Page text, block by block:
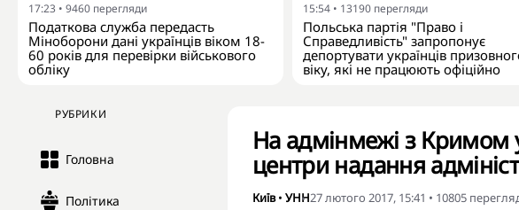
17:23 • 9460 перегляди
Податкова служба передасть
Міноборони дані українців віком 18-
60 років для перевірки військового
обліку
15:54 • 13190 перегляди
Польська партія "Право і
Справедливість" запропонує
депортувати українців
віку, які не працюють офіційно
РУБРИКИ
Головна
Політика
На адмінмежі з Кримом
центри надання
Київ• УНН27 лютого 2017, 15:41 • 10805